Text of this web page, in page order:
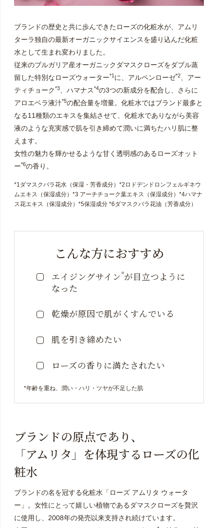
ブランドの歴史と共に歩んできたローズの化粧水が、アムリ
ターラ独自の最新オーガニックサイエンスを盛り込んだ化粧
水として生まれ変わりました。
従来のブルガリア産オーガニックダマスクローズをダブル蒸
留した特別なローズウォーター*1に、アルペンローゼ*2、アー
ティチョーク*3、ハマナス*4の3つの新成分を配合し、さらに
アロエベラ液汁*5の配合量を増量。化粧水ではブランド最多と
なる11種類のエキスを集結させて、化粧水でありながら美容
液のような充実感で肌を引き締めて潤いに満ちたハリ肌に整
えます。
女性の魅力を輝かせるような甘く透明感のあるローズオット
ー*6の香り。
*1ダマスクバラ花水（保湿・芳香成分）*2ロドデンドロンフェルギネウ
ムエキス（保湿成分）*3 アーチチョーク葉エキス（保湿成分）*4ハマナ
ス花エキス（保湿成分）*5保湿成分 *6ダマスクバラ花油（芳香成分）
こんな方におすすめ
エイジングサイン*が目立つように
なった
乾燥が原因で肌がくすんでいる
肌を引き締めたい
ローズの香りに満たされたい
*年齢を重ね、潤い・ハリ・ツヤが不足した肌
ブランドの原点であり、
「アムリタ」を体現するローズの化
粧水
ブランドの名を冠する化粧水「ローズ アムリタ ウォータ
ー」。女性にとって嬉しい植物であるダマスクローズを贅沢
に使用し、2008年の発売以来支持され続けています。